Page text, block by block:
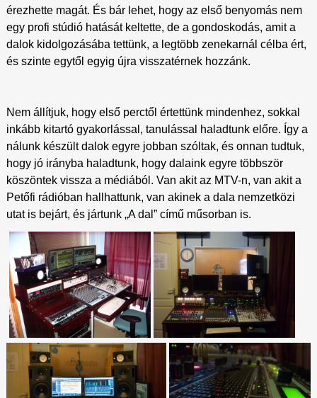
érezhette magát. És bár lehet, hogy az első benyomás nem
egy profi stúdió hatását keltette, de a gondoskodás, amit a
dalok kidolgozásába tettünk, a legtöbb zenekarnál célba ért,
és szinte egytől egyig újra visszatérnek hozzánk.
Nem állítjuk, hogy első perctől értettünk mindenhez, sokkal
inkább kitartó gyakorlással, tanulással haladtunk előre. Így a
nálunk készült dalok egyre jobban szóltak, és onnan tudtuk,
hogy jó irányba haladtunk, hogy dalaink egyre többször
köszöntek vissza a médiából. Van akit az MTV-n, van akit a
Petőfi rádióban hallhattunk, van akinek a dala nemzetközi
utat is bejárt, és jártunk „A dal” című műsorban is.